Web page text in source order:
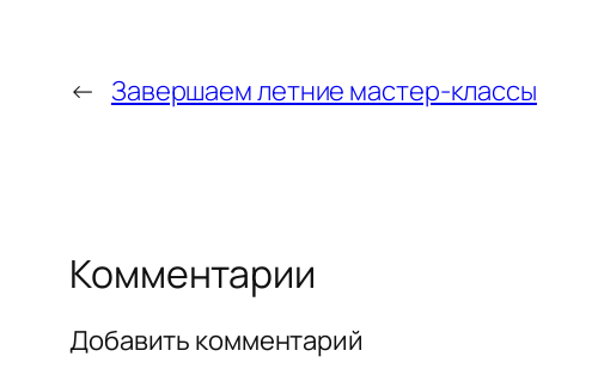
← Завершаем летние мастер-классы
Комментарии
Добавить комментарий